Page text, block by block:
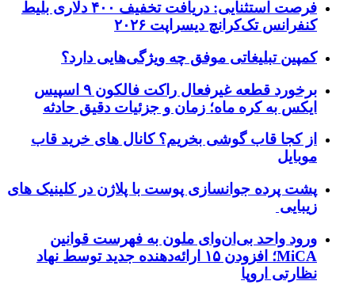
فرصت استثنایی: دریافت تخفیف ۴۰۰ دلاری بلیط
کنفرانس تک‌کرانچ دیسراپت ۲۰۲۶
کمپین تبلیغاتی موفق چه ویژگی‌هایی دارد؟
برخورد قطعه غیرفعال راکت فالکون ۹ اسپیس
ایکس به کره ماه؛ زمان و جزئیات دقیق حادثه
از کجا قاب گوشی بخریم؟ کانال های خرید قاب
موبایل
پشت پرده جوانسازی پوست با پلاژن در کلینیک های
زیبایی
ورود واحد بی‌ان‌وای ملون به فهرست قوانین
MiCA؛ افزودن ۱۵ ارائه‌دهنده جدید توسط نهاد
نظارتی اروپا